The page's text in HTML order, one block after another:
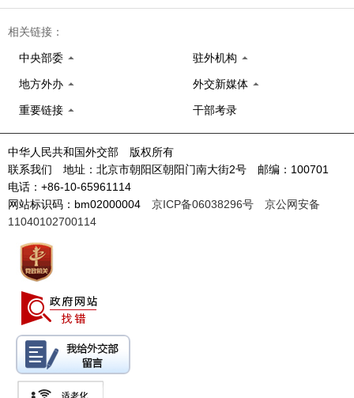
相关链接：
中央部委 驻外机构
地方外办 外交新媒体
重要链接 干部考录
中华人民共和国外交部 版权所有
联系我们 地址：北京市朝阳区朝阳门南大街2号 邮编：100701
电话：+86-10-65961114
网站标识码：bm02000004 京ICP备06038296号
京公网安备
11040102700114